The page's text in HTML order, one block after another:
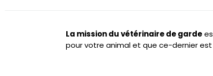
La mission du vétérinaire de garde
pour votre animal et que ce-dernier est